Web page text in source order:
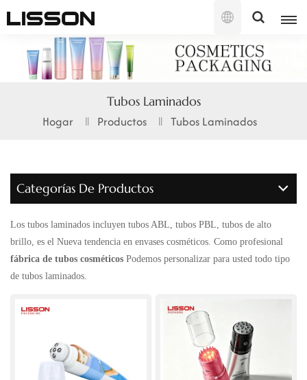
Español
English
français
español
português
العربية
Tubos Laminados
Hogar Productos Tubos Laminados
Categorías De Productos
Los tubos laminados incluyen tubos ABL, tubos PBL, tubos de alto
brillo, es el Nueva tendencia en envases cosméticos. Como profesional
fábrica de tubos cosméticos Podemos personalizar para usted todo tipo
de tubos laminados.